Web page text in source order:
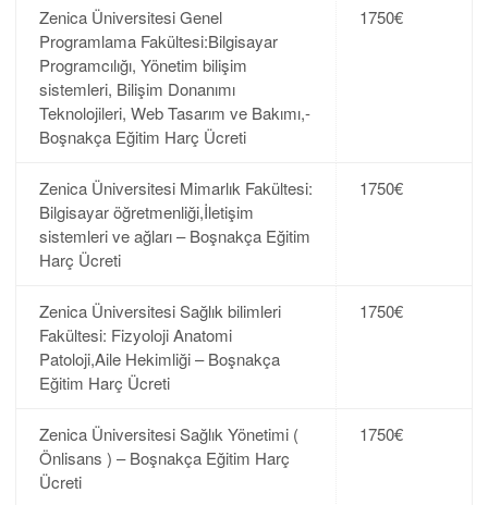
Zenica Üniversitesi Genel
Programlama Fakültesi:Bilgisayar
Programcılığı, Yönetim bilişim
sistemleri, Bilişim Donanımı
Teknolojileri, Web Tasarım ve Bakımı,-
Boşnakça Eğitim Harç Ücreti
1750€
Zenica Üniversitesi Mimarlık Fakültesi:
Bilgisayar öğretmenliği,İletişim
sistemleri ve ağları – Boşnakça Eğitim
Harç Ücreti
1750€
Zenica Üniversitesi Sağlık bilimleri
Fakültesi: Fizyoloji Anatomi
Patoloji,Aile Hekimliği – Boşnakça
Eğitim Harç Ücreti
1750€
Zenica Üniversitesi Sağlık Yönetimi (
Önlisans ) – Boşnakça Eğitim Harç
Ücreti
1750€